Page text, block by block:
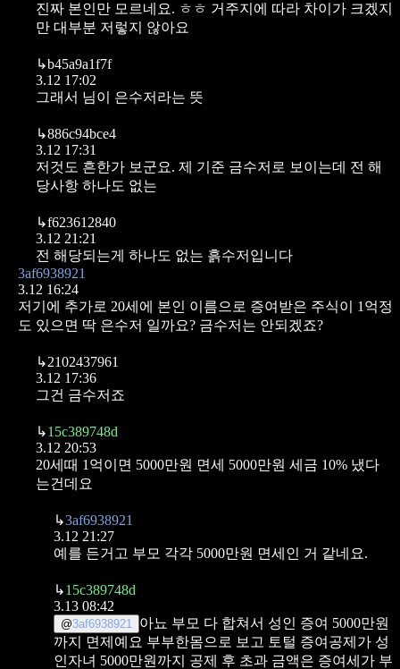
진짜 본인만 모르네요. ㅎㅎ 거주지에 따라 차이가 크겠지
만 대부분 저렇지 않아요
↳b45a9a1f7f
3.12 17:02
그래서 님이 은수저라는 뜻
↳886c94bce4
3.12 17:31
저것도 흔한가 보군요. 제 기준 금수저로 보이는데 전 해
당사항 하나도 없는
↳f623612840
3.12 21:21
전 해당되는게 하나도 없는 흙수저입니다
3af6938921
3.12 16:24
저기에 추가로 20세에 본인 이름으로 증여받은 주식이 1억정
도 있으면 딱 은수저 일까요? 금수저는 안되겠죠?
↳2102437961
3.12 17:36
그건 금수저죠
↳15c389748d
3.12 20:53
20세때 1억이면 5000만원 면세 5000만원 세금 10% 냈다
는건데요
↳3af6938921
3.12 21:27
예를 든거고 부모 각각 5000만원 면세인 거 같네요.
↳15c389748d
3.13 08:42
@3af6938921
아뇨 부모 다 합쳐서 성인 증여 5000만원
까지 면제예요 부부한몸으로 보고 토털 증여공제가 성
인자녀 5000만원까지 공제 후 초과 금액은 증여세가 부